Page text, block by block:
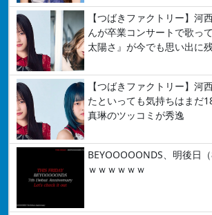
【つばきファクトリー】河
んが卒業コンサートで歌っ
太陽さ』が今でも思い出に
【つばきファクトリー】河
たといっても気持ちはまだ
真琳のツッコミが秀逸
BEYOOOOONDS、明後日
ｗｗｗｗｗｗ